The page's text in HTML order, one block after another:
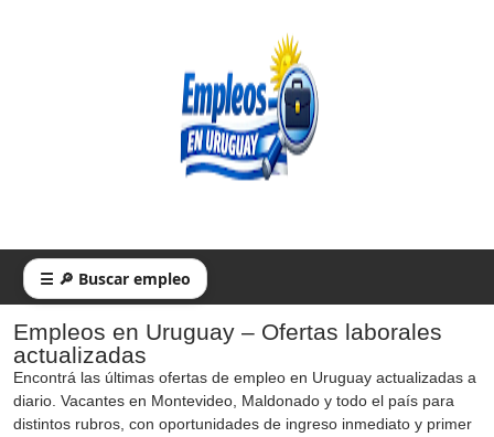
☰ 🔎 Buscar empleo
Empleos en Uruguay – Ofertas laborales
actualizadas
Encontrá las últimas ofertas de empleo en Uruguay actualizadas a
diario. Vacantes en Montevideo, Maldonado y todo el país para
distintos rubros, con oportunidades de ingreso inmediato y primer